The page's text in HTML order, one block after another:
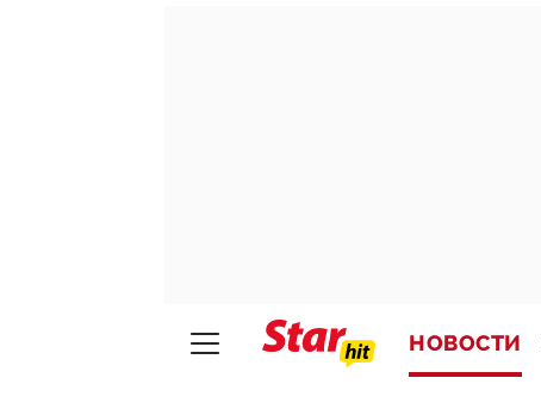
НОВОСТИ